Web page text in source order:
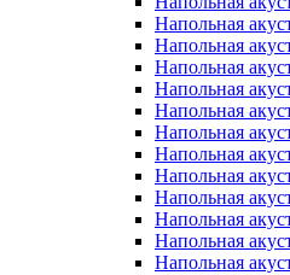
Напольная
Напольная
Напольная
Напольная
Напольная
Напольная
Напольная
Напольная
Напольная
Напольная
Напольная
Напольная